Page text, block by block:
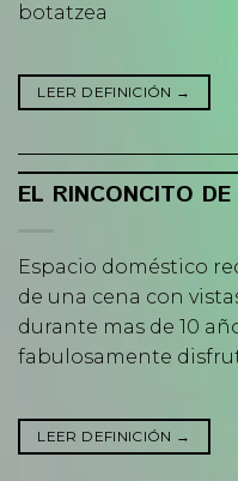
botatzea
LEER DEFINICIÓN →
EL RINCONCITO
Espacio doméstico
de una cena con
durante mas de 10
fabulosamente
LEER DEFINICIÓN →